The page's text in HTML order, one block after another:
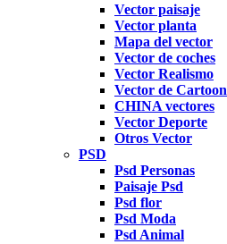
Vector paisaje
Vector planta
Mapa del vector
Vector de coches
Vector Realismo
Vector de Cartoon
CHINA vectores
Vector Deporte
Otros Vector
PSD
Psd Personas
Paisaje Psd
Psd flor
Psd Moda
Psd Animal